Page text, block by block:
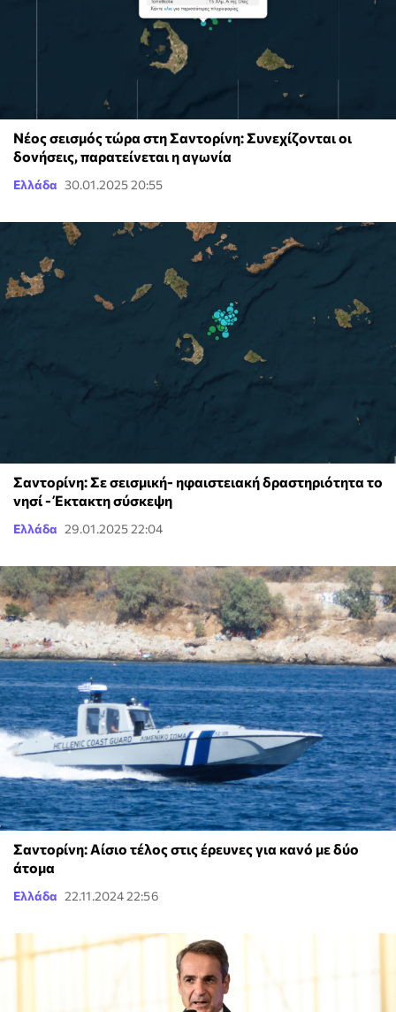
Νέος σεισμός τώρα στη Σαντορίνη: Συνεχίζονται οι
δονήσεις, παρατείνεται η αγωνία
Ελλάδα 30.01.2025 20:55
Σαντορίνη: Σε σεισμική- ηφαιστειακή δραστηριότητα το
νησί - Έκτακτη σύσκεψη
Ελλάδα 29.01.2025 22:04
Σαντορίνη: Αίσιο τέλος στις έρευνες για κανό με δύο
άτομα
Ελλάδα 22.11.2024 22:56